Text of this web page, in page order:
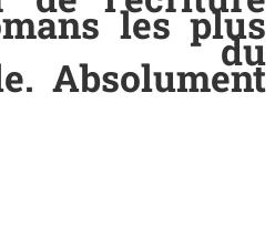
les plus
du
Absolument